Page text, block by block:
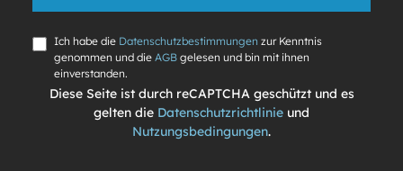
Ich habe die Datenschutzbestimmungen zur Kenntnis
genommen und die AGB gelesen und bin mit ihnen
einverstanden.
Diese Seite ist durch reCAPTCHA geschützt und es
gelten die Datenschutzrichtlinie und
Nutzungsbedingungen.